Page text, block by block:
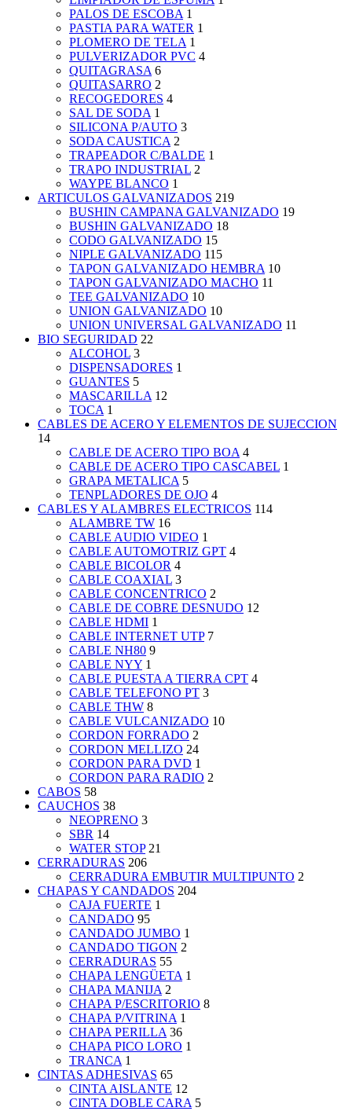
PALOS DE ESCOBA 1
PASTIA PARA WATER 1
PLOMERO DE TELA 1
PULVERIZADOR PVC 4
QUITAGRASA 6
QUITASARRO 2
RECOGEDORES 4
SAL DE SODA 1
SILICONA P/AUTO 3
SODA CAUSTICA 2
TRAPEADOR C/BALDE 1
TRAPO INDUSTRIAL 2
WAYPE BLANCO 1
ARTICULOS GALVANIZADOS 219
BUSHIN CAMPANA GALVANIZADO 19
BUSHIN GALVANIZADO 18
CODO GALVANIZADO 15
NIPLE GALVANIZADO 115
TAPON GALVANIZADO HEMBRA 10
TAPON GALVANIZADO MACHO 11
TEE GALVANIZADO 10
UNION GALVANIZADO 10
UNION UNIVERSAL GALVANIZADO 11
BIO SEGURIDAD 22
ALCOHOL 3
DISPENSADORES 1
GUANTES 5
MASCARILLA 12
TOCA 1
CABLES DE ACERO Y ELEMENTOS DE SUJECCION
14
CABLE DE ACERO TIPO BOA 4
CABLE DE ACERO TIPO CASCABEL 1
GRAPA METALICA 5
TENPLADORES DE OJO 4
CABLES Y ALAMBRES ELECTRICOS 114
ALAMBRE TW 16
CABLE AUDIO VIDEO 1
CABLE AUTOMOTRIZ GPT 4
CABLE BICOLOR 4
CABLE COAXIAL 3
CABLE CONCENTRICO 2
CABLE DE COBRE DESNUDO 12
CABLE HDMI 1
CABLE INTERNET UTP 7
CABLE NH80 9
CABLE NYY 1
CABLE PUESTA A TIERRA CPT 4
CABLE TELEFONO PT 3
CABLE THW 8
CABLE VULCANIZADO 10
CORDON FORRADO 2
CORDON MELLIZO 24
CORDON PARA DVD 1
CORDON PARA RADIO 2
CABOS 58
CAUCHOS 38
NEOPRENO 3
SBR 14
WATER STOP 21
CERRADURAS 206
CERRADURA EMBUTIR MULTIPUNTO 2
CHAPAS Y CANDADOS 204
CAJA FUERTE 1
CANDADO 95
CANDADO JUMBO 1
CANDADO TIGON 2
CERRADURAS 55
CHAPA LENGÜETA 1
CHAPA MANIJA 2
CHAPA P/ESCRITORIO 8
CHAPA P/VITRINA 1
CHAPA PERILLA 36
CHAPA PICO LORO 1
TRANCA 1
CINTAS ADHESIVAS 65
CINTA AISLANTE 12
CINTA DOBLE CARA 5